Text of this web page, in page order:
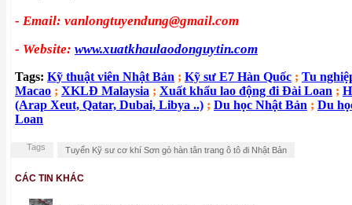
- Email: vanlongtuyendung@gmail.com
- Website: www.xuatkhaulaodonguytin.com
Tags: Kỹ thuật viên Nhật Bản ; Kỹ sư E7 Hàn Quốc ; Tu
Macao ; XKLĐ Malaysia ; Xuất khẩu lao động đi Đài Loan ;
(Arap Xeut, Qatar, Dubai, Libya ..) ; Du học Nhật Bản ; Du
Loan
Tags Tuyển Kỹ sư cơ khí Sơn gò hàn tân trang ô tô đi Nhật Bản
CÁC TIN KHÁC